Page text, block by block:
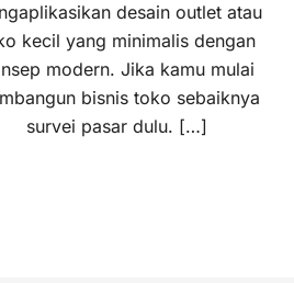
desain outlet atau
kecil yang minimalis dengan
modern. Jika kamu mulai
bisnis toko sebaiknya
survei pasar dulu. […]